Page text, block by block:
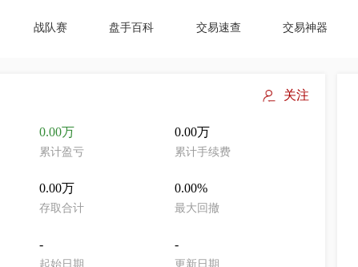
战队赛 盘手百科 交易速查 交易神器
关注
0.00万
累计盈亏
0.00万
累计手续费
0.00万
存取合计
0.00%
最大回撤
-
起始日期
-
更新日期